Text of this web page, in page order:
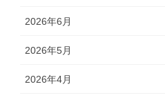
2026年6月
2026年5月
2026年4月